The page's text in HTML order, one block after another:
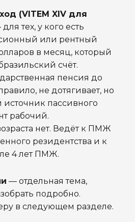
(VITEM XIV для
тех, у кого есть
или рентный
в месяц, который
счёт.
пенсия до
не дотягивает, но
источник пассивного
рабочий.
нет. Ведёт к ПМЖ
резидентства и к
4 лет ПМЖ.
— отдельная тема,
подробно.
в следующем разделе.